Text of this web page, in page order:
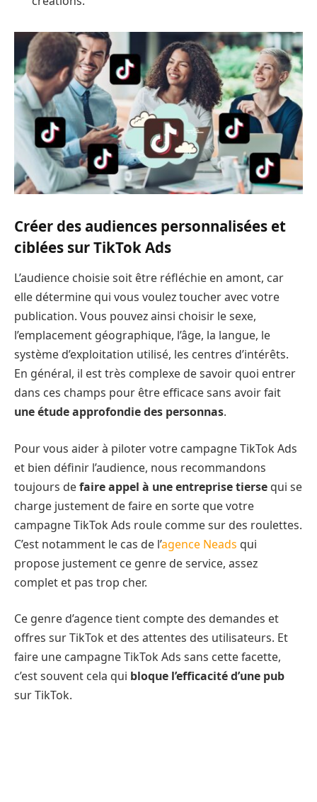
Créer des audiences personnalisées et
ciblées sur TikTok Ads
L’audience choisie soit être réfléchie en amont, car
elle détermine qui vous voulez toucher avec votre
publication. Vous pouvez ainsi choisir le sexe,
l’emplacement géographique, l’âge, la langue, le
système d’exploitation utilisé, les centres d’intérêts.
En général, il est très complexe de savoir quoi entrer
dans ces champs pour être efficace sans avoir fait
une étude approfondie des personnas.
Pour vous aider à piloter votre campagne TikTok Ads
et bien définir l’audience, nous recommandons
toujours defaire appel à une entreprise tierse qui se
charge justement de faire en sorte que votre
campagne TikTok Ads roule comme sur des roulettes.
C’est notamment le cas de l’agence Neads qui
propose justement ce genre de service, assez
complet et pas trop cher.
Ce genre d’agence tient compte des demandes et
offres sur TikTok et des attentes des utilisateurs. Et
faire une campagne TikTok Ads sans cette facette,
c’est souvent cela qui bloque l’efficacité d’une pub
sur TikTok.